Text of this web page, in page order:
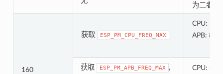
为二者设
160
获取 ESP_PM_CPU_FREQ_MAX
CPU:
APB: 80
获取 ESP_PM_APB_FREQ_MAX ,
CPU: 80